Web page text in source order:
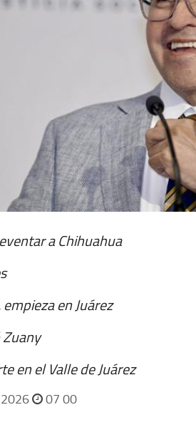
a Chihuahua
en Juárez
Zuany
en el Valle de Juárez
07 00